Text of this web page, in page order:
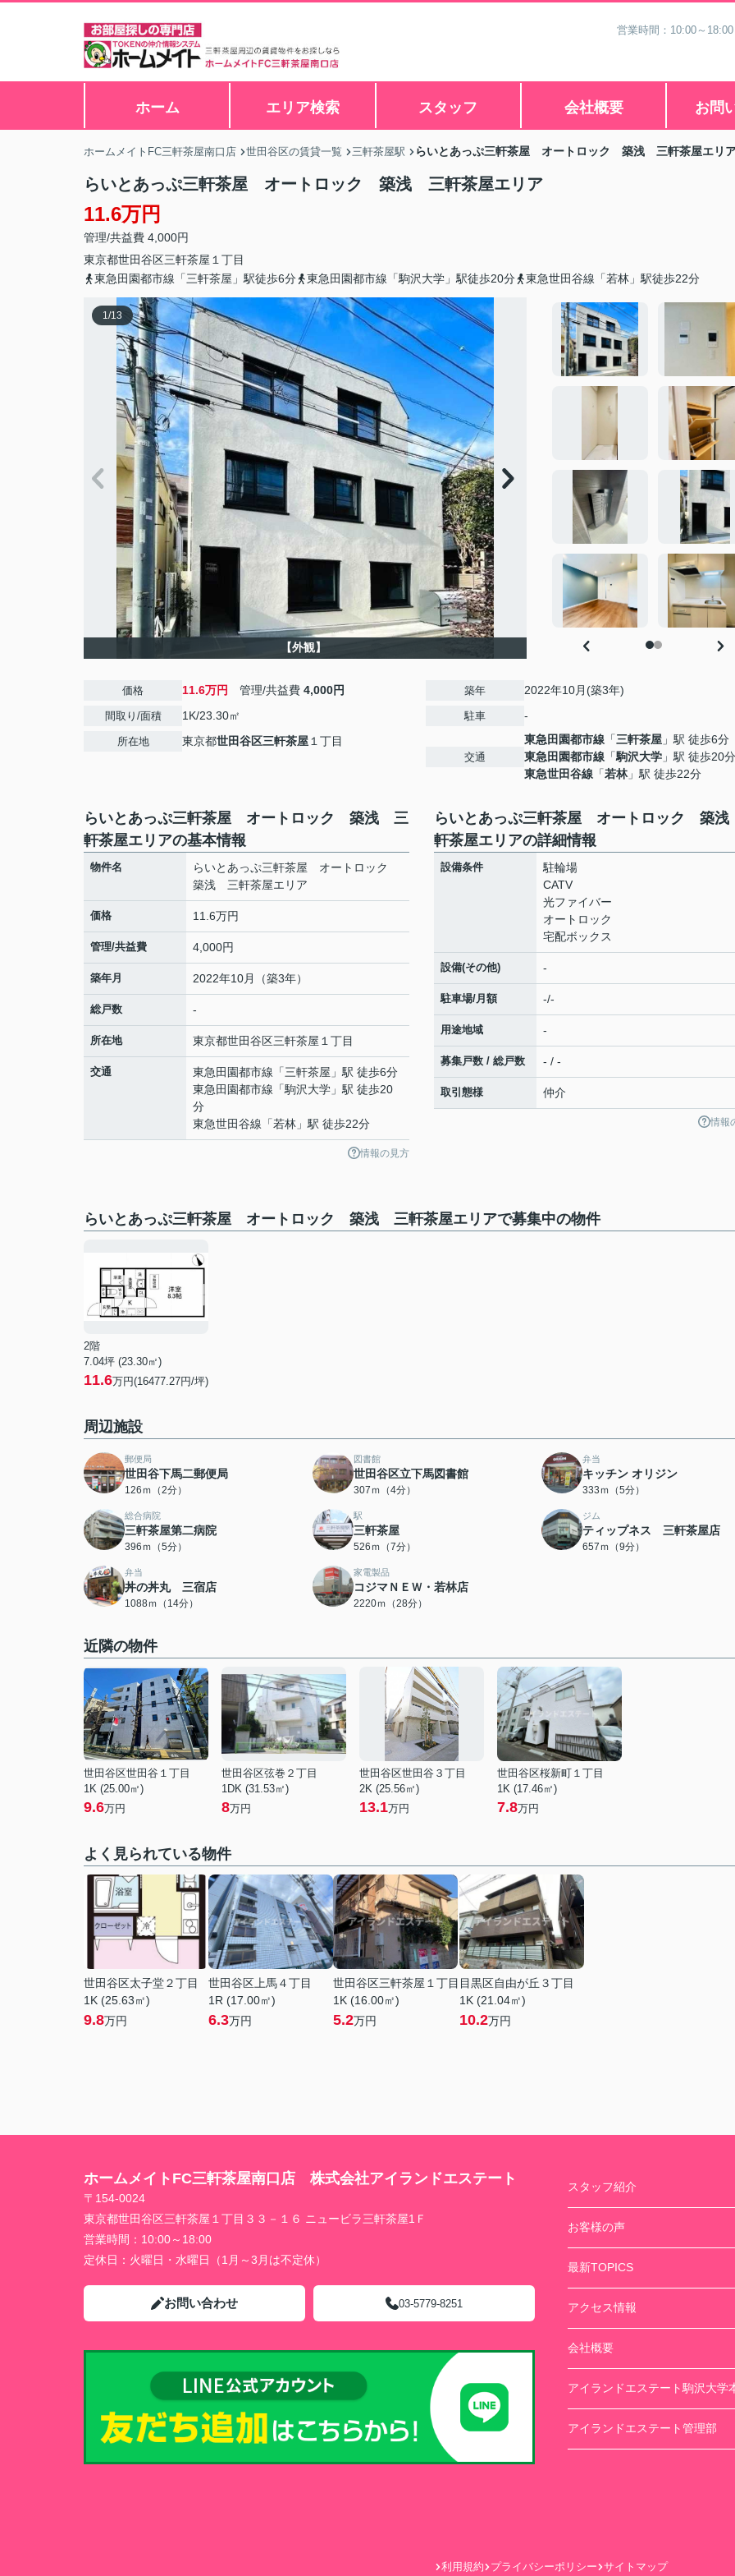
営業時間：10:00～
ホーム エリア検索 スタッフ 会社概要 お問
ホームメイトFC三軒茶屋南口店 世田谷区の賃貸一覧 三軒茶屋駅 らいとあっぷ三軒茶屋 オートロック 築浅 三軒茶屋エリ
らいとあっぷ三軒茶屋 オートロック 築浅 三軒茶屋エリア
11.6万円
管理/共益費 4,000円
東京都世田谷区三軒茶屋 １丁目
東急田園都市線「三軒茶屋」駅徒歩6分
東急田園都市線「駒沢大学」駅徒歩20分 東急世田谷線「若林」駅徒歩22分
1/13
【外観】
価格 11.6万円 管理/共益費 4,000円
間取り/面積 1K/23.30㎡
所在地 東京都世田谷区三軒茶屋 １丁目
築年 2022年10月(築3年)
駐車 -
交通
東急田園都市線 「三軒茶屋 」駅 徒歩6分
東急田園都市線 「駒沢大学 」駅 徒歩20分
東急世田谷線 「若林」駅 徒歩22分
らいとあっぷ三軒茶屋 オートロック 築浅 三
軒茶屋エリアの基本情報
物件名
らいとあっぷ三軒茶屋 オートロック
築浅 三軒茶屋エリア
価格 11.6万円
管理/共益費 4,000円
築年月 2022年10月（築3年）
総戸数 -
所在地 東京都世田谷区三軒茶屋 １丁目
交通 東急田園都市線 「三軒茶屋 」駅 徒歩6分
東急田園都市線 「駒沢大学 」駅 徒歩20
分
東急世田谷線 「若林 」駅 徒歩22分
情報の見方
らいとあっぷ三軒茶屋 オートロック 築
軒茶屋エリアの詳細情報
設備条件
駐輪場
CATV
光ファイバー
オートロック
宅配ボックス
設備(その他) -
駐車場/月額 -/-
用途地域 -
募集戸数 / 総戸数 - / -
取引態様 仲介
情報
らいとあっぷ三軒茶屋 オートロック 築浅 三軒茶屋エリアで募集中の物件
2階
7.04坪 (23.30㎡)
11.6万円(16477.27円/坪)
周辺施設
郵便局
世田谷下馬二郵便局
126ｍ（2分）
図書館
世田谷区立下馬図書館
307ｍ（4分）
弁当
キッチン オリジン
333ｍ（5分）
総合病院
三軒茶屋第二病院
396ｍ（5分）
駅
三軒茶屋
526ｍ（7分）
ジム
ティップネス 三軒茶屋店
657ｍ（9分）
弁当
丼の丼丸 三宿店
1088ｍ（14分）
家電製品
コジマＮＥＷ・若林店
2220ｍ（28分）
近隣の物件
世田谷区世田谷１丁目
1K (25.00㎡)
9.6万円
世田谷区弦巻２丁目
1DK (31.53㎡)
8万円
世田谷区世田谷３丁目
2K (25.56㎡)
13.1万円
世田谷区桜新町１丁目
1K (17.46㎡)
7.8万円
よく見られている物件
世田谷区太子堂２丁目
1K (25.63㎡)
9.8万円
世田谷区上馬４丁目
1R (17.00㎡)
6.3万円
世田谷区三軒茶屋１丁目
1K (16.00㎡)
5.2万円
目黒区自由が丘３丁目
1K (21.04㎡)
10.2万円
ホームメイトFC三軒茶屋南口店 株式会社アイランドエステート
〒154-0024
東京都世田谷区三軒茶屋１丁目３３－１６ ニュービラ三軒茶屋1Ｆ
営業時間： 10:00～18:00
定休日： 火曜日・水曜日（1月～3月は不定休）
お問い合わせ 03-5779-8251
スタッフ紹介
お客様の声
最新TOPICS
アクセス情報
会社概要
アイランドエステート駒沢大学
アイランドエステート管理部
利用規約 プライバシーポリシー サイトマップ